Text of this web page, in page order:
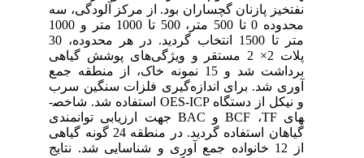
گچساران بود. از مرکز آلودگی، سه
محدوده 0 تا 500 متر، 500 تا 1000 متر و 1000
، 30
های پوشش گیاهی
برای اندازهگیری فلزات سنگین سرب
ICP
-
OES
استفاده شد. شاخص­
BAC جهت ارزیابی توانمندی
گیاهان استفاده گردید. در منطقه 24 گونه گیاهی
خانواده جمع آوری و شناسایی شد. نتایج